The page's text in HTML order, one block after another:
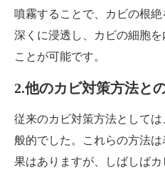
噴霧することで、カビの根
深くに浸透し、カビの細胞
ことが可能です。
2.他のカビ対策方法と
従来のカビ対策方法として
般的でした。これらの方法
果はありますが、しばしば